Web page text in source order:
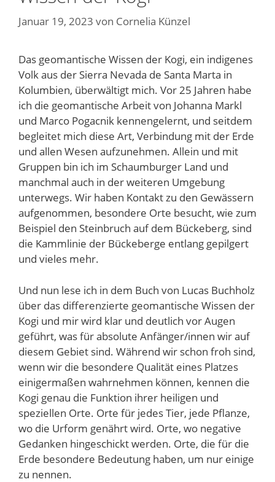
Januar 19, 2023 von Cornelia Künzel
Das geomantische Wissen der Kogi, ein indigenes
Volk aus der Sierra Nevada de Santa Marta in
Kolumbien, überwältigt mich. Vor 25 Jahren habe
ich die geomantische Arbeit von Johanna Markl
und Marco Pogacnik kennengelernt, und seitdem
begleitet mich diese Art, Verbindung mit der Erde
und allen Wesen aufzunehmen. Allein und mit
Gruppen bin ich im Schaumburger Land und
manchmal auch in der weiteren Umgebung
unterwegs. Wir haben Kontakt zu den Gewässern
aufgenommen, besondere Orte besucht, wie zum
Beispiel den Steinbruch auf dem Bückeberg, sind
die Kammlinie der Bückeberge entlang gepilgert
und vieles mehr.
Und nun lese ich in dem Buch von Lucas Buchholz
über das differenzierte geomantische Wissen der
Kogi und mir wird klar und deutlich vor Augen
geführt, was für absolute Anfänger/innen wir auf
diesem Gebiet sind. Während wir schon froh sind,
wenn wir die besondere Qualität eines Platzes
einigermaßen wahrnehmen können, kennen die
Kogi genau die Funktion ihrer heiligen und
speziellen Orte. Orte für jedes Tier, jede Pflanze,
wo die Urform genährt wird. Orte, wo negative
Gedanken hingeschickt werden. Orte, die für die
Erde besondere Bedeutung haben, um nur einige
zu nennen.